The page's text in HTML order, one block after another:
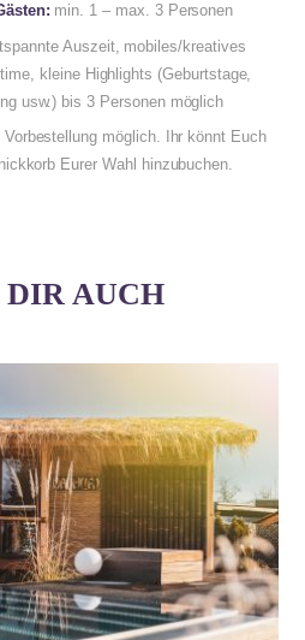
min. 1 – max. 3 Personen
Auszeit, mobiles/kreatives
kleine Highlights (Geburtstage,
usw.) bis 3 Personen möglich
Vorbestellung möglich. Ihr könnt Euch
Eurer Wahl hinzubuchen.
DIR AUCH